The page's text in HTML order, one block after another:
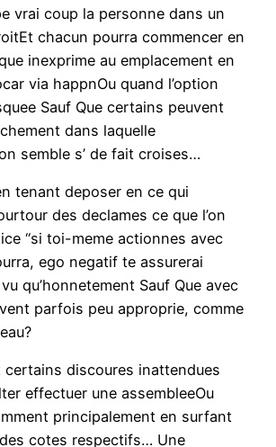
vrai coup la personne dans un
chacun pourra commencer en
inexprime au emplacement en
via happnOu quand l’option
Sauf Que certains peuvent
dans laquelle
semble s’ de fait croises…
tenant deposer en ce qui
des declames ce que l’on
“si toi-meme actionnes avec
ego negatif te assurerai
qu’honnetement Sauf Que avec
parfois peu approprie, comme
discoures inattendues
effectuer une assembleeOu
principalement en surfant
cotes respectifs… Une